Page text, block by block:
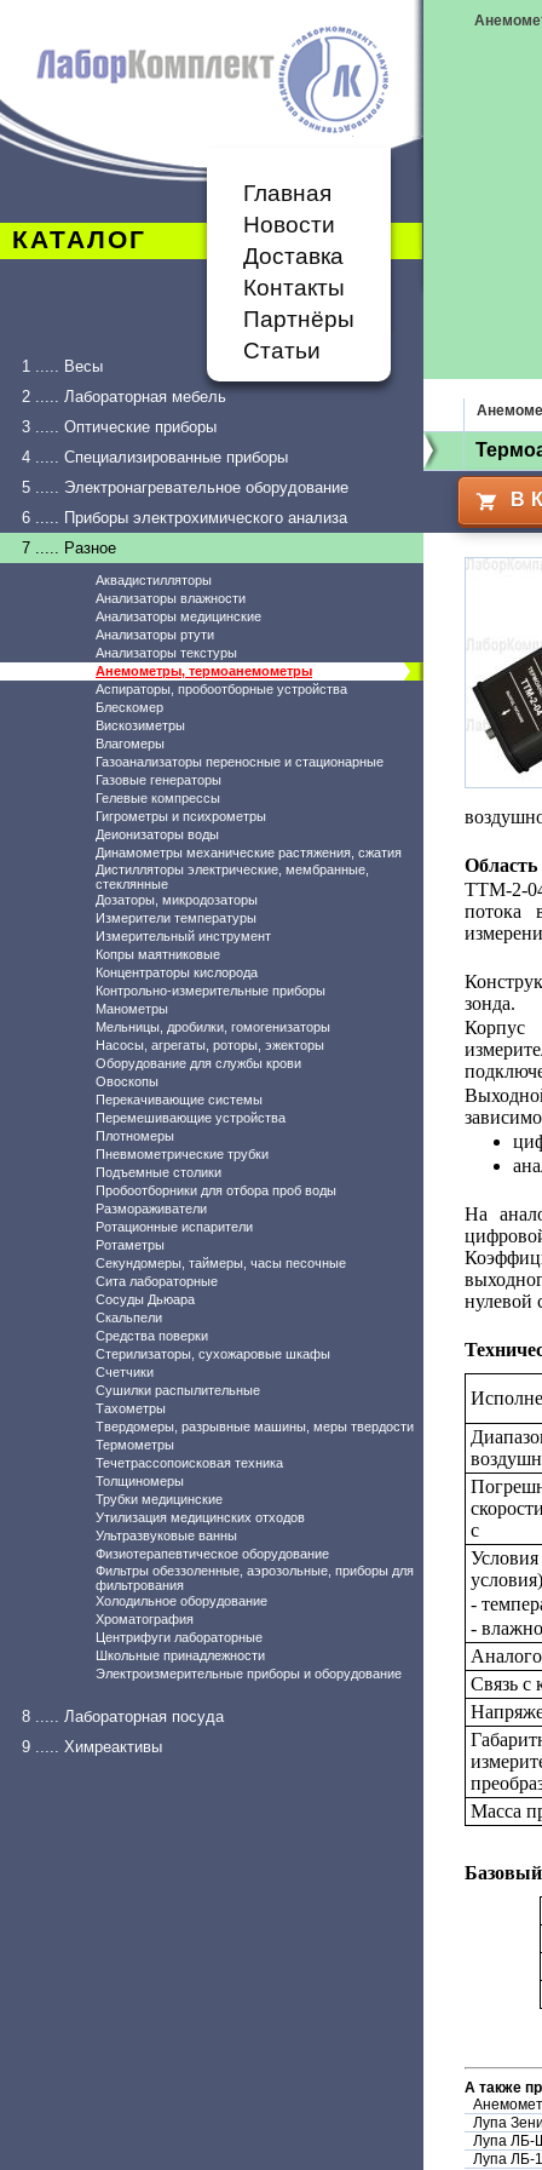
КАТАЛОГ
Главная
Новости
Доставка
Контакты
Партнёры
Статьи
1 ..... Весы
2 ..... Лабораторная мебель
3 ..... Оптические приборы
4 ..... Специализированные приборы
5 ..... Электронагревательное оборудование
6 ..... Приборы электрохимического анализа
7 ..... Разное
Аквадистилляторы
Анализаторы влажности
Анализаторы медицинские
Анализаторы ртути
Анализаторы текстуры
Анемометры, термоанемометры
Аспираторы, пробоотборные устройства
Блескомер
Вискозиметры
Влагомеры
Газоанализаторы переносные и стационарные
Газовые генераторы
Гелевые компрессы
Гигрометры и психрометры
Деионизаторы воды
Динамометры механические растяжения, сжатия
Дистилляторы электрические, мембранные,
стеклянные
Дозаторы, микродозаторы
Измерители температуры
Измерительный инструмент
Копры маятниковые
Концентраторы кислорода
Контрольно-измерительные приборы
Манометры
Мельницы, дробилки, гомогенизаторы
Насосы, агрегаты, роторы, эжекторы
Оборудование для службы крови
Овоскопы
Перекачивающие системы
Перемешивающие устройства
Плотномеры
Пневмометрические трубки
Подъемные столики
Пробоотборники для отбора проб воды
Размораживатели
Ротационные испарители
Ротаметры
Секундомеры, таймеры, часы песочные
Сита лабораторные
Сосуды Дьюара
Скальпели
Средства поверки
Стерилизаторы, сухожаровые шкафы
Счетчики
Сушилки распылительные
Тахометры
Твердомеры, разрывные машины, меры твердости
Термометры
Течетрассопоисковая техника
Толщиномеры
Трубки медицинские
Утилизация медицинских отходов
Ультразвуковые ванны
Физиотерапевтическое оборудование
Фильтры обеззоленные, аэрозольные, приборы для
фильтрования
Холодильное оборудование
Хроматография
Центрифуги лабораторные
Школьные принадлежности
Электроизмерительные приборы и оборудование
8 ..... Лабораторная посуда
9 ..... Химреактивы
В
ТТМ-2-04
потока
зонда.
Корпус
На
нулевой
с
-
-
Связь с
Масса
А также
Лупа
Лупа ЛБ-
Лупа ЛБ-